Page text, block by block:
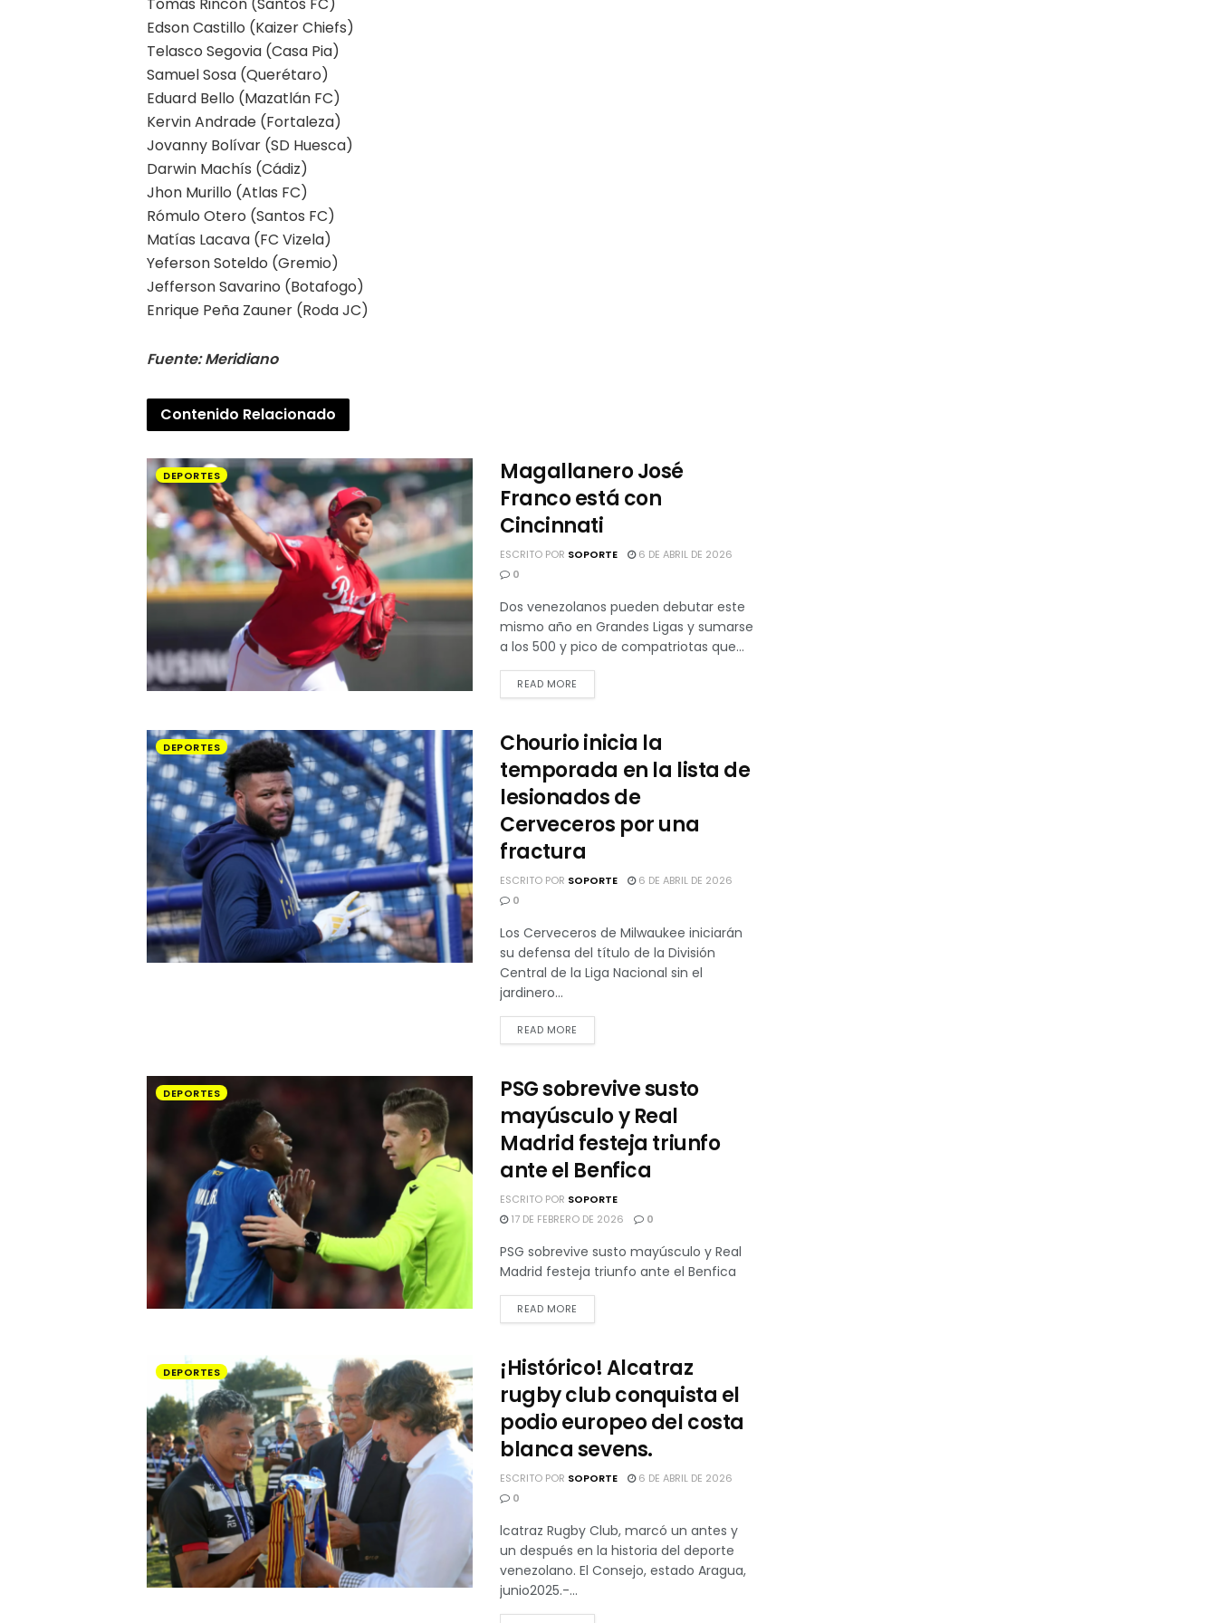
Edson Castillo (Kaizer Chiefs)
Telasco Segovia (Casa Pia)
Samuel Sosa (Querétaro)
Eduard Bello (Mazatlán FC)
Kervin Andrade (Fortaleza)
Jovanny Bolívar (SD Huesca)
Darwin Machís (Cádiz)
Jhon Murillo (Atlas FC)
Rómulo Otero (Santos FC)
Matías Lacava (FC Vizela)
Yeferson Soteldo (Gremio)
Jefferson Savarino (Botafogo)
Enrique Peña Zauner (Roda JC)
Fuente: Meridiano
Contenido Relacionado
DEPORTES
Magallanero José
Franco está con
Cincinnati
ESCRITO POR SOPORTE
6 DE ABRIL DE 2026
0
Dos venezolanos pueden debutar este
mismo año en Grandes Ligas y sumarse
a los 500 y pico de compatriotas que...
READ MORE
DEPORTES
Chourio inicia la
temporada en la lista de
lesionados de
Cerveceros por una
fractura
ESCRITO POR SOPORTE
6 DE ABRIL DE 2026
0
Los Cerveceros de Milwaukee iniciarán
su defensa del título de la División
Central de la Liga Nacional sin el
jardinero...
READ MORE
DEPORTES
PSG sobrevive susto
mayúsculo y Real
Madrid festeja triunfo
ante el Benfica
ESCRITO POR SOPORTE
17 DE FEBRERO DE 2026
0
PSG sobrevive susto mayúsculo y Real
Madrid festeja triunfo ante el Benfica
READ MORE
DEPORTES
¡Histórico! Alcatraz
rugby club conquista el
podio europeo del costa
blanca sevens.
ESCRITO POR SOPORTE
6 DE ABRIL DE 2026
0
lcatraz Rugby Club, marcó un antes y
un después en la historia del deporte
venezolano. El Consejo, estado Aragua,
junio2025.-...